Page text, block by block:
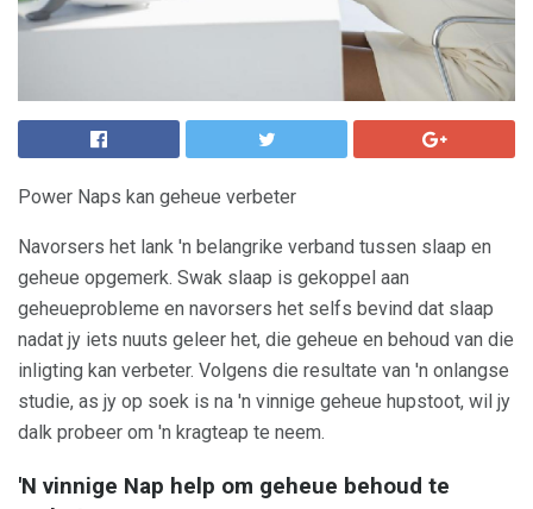
Power Naps kan geheue verbeter
Navorsers het lank 'n belangrike verband tussen slaap en
geheue opgemerk. Swak slaap is gekoppel aan
geheueprobleme en navorsers het selfs bevind dat slaap
nadat jy iets nuuts geleer het, die geheue en behoud van die
inligting kan verbeter. Volgens die resultate van 'n onlangse
studie, as jy op soek is na 'n vinnige geheue hupstoot, wil jy
dalk probeer om 'n kragteap te neem.
'N vinnige Nap help om geheue behoud te